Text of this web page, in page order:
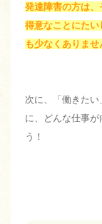
発達障害の方は、
得意なことにた
も少なくありませ
次に、「働きた
に、どんな仕事
う！